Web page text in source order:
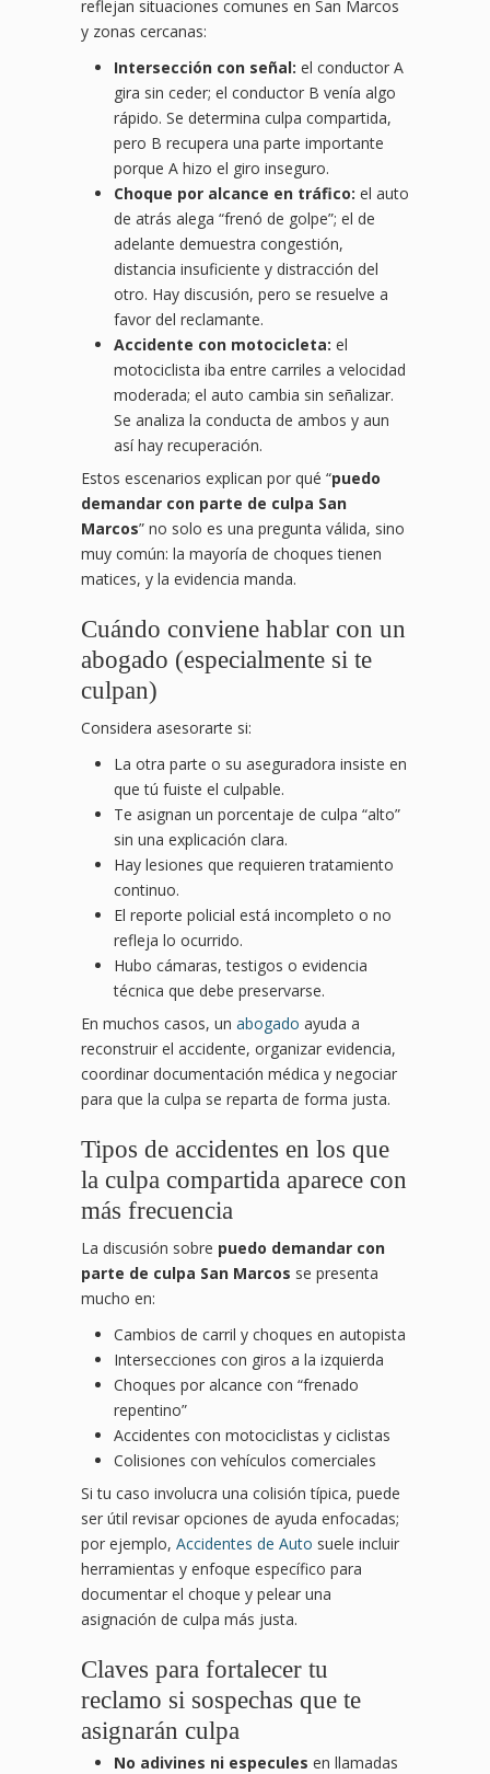
reflejan situaciones comunes en San Marcos
y zonas cercanas:
Intersección con señal: el conductor A
gira sin ceder; el conductor B venía algo
rápido. Se determina culpa compartida,
pero B recupera una parte importante
porque A hizo el giro inseguro.
Choque por alcance en tráfico: el auto
de atrás alega “frenó de golpe”; el de
adelante demuestra congestión,
distancia insuficiente y distracción del
otro. Hay discusión, pero se resuelve a
favor del reclamante.
Accidente con motocicleta: el
motociclista iba entre carriles a velocidad
moderada; el auto cambia sin señalizar.
Se analiza la conducta de ambos y aun
así hay recuperación.
Estos escenarios explican por qué “puedo
demandar con parte de culpa San
Marcos” no solo es una pregunta válida, sino
muy común: la mayoría de choques tienen
matices, y la evidencia manda.
Cuándo conviene hablar con un
abogado (especialmente si te
culpan)
Considera asesorarte si:
La otra parte o su aseguradora insiste en
que tú fuiste el culpable.
Te asignan un porcentaje de culpa “alto”
sin una explicación clara.
Hay lesiones que requieren tratamiento
continuo.
El reporte policial está incompleto o no
refleja lo ocurrido.
Hubo cámaras, testigos o evidencia
técnica que debe preservarse.
En muchos casos, un abogado ayuda a
reconstruir el accidente, organizar evidencia,
coordinar documentación médica y negociar
para que la culpa se reparta de forma justa.
Tipos de accidentes en los que
la culpa compartida aparece con
más frecuencia
La discusión sobre puedo demandar con
parte de culpa San Marcos se presenta
mucho en:
Cambios de carril y choques en autopista
Intersecciones con giros a la izquierda
Choques por alcance con “frenado
repentino”
Accidentes con motociclistas y ciclistas
Colisiones con vehículos comerciales
Si tu caso involucra una colisión típica, puede
ser útil revisar opciones de ayuda enfocadas;
por ejemplo, Accidentes de Auto suele incluir
herramientas y enfoque específico para
documentar el choque y pelear una
asignación de culpa más justa.
Claves para fortalecer tu
reclamo si sospechas que te
asignarán culpa
No adivines ni especules en llamadas